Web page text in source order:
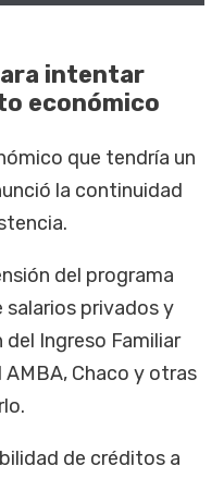
intentar
económico
que tendría un
la continuidad
del programa
salarios privados y
Ingreso Familiar
AMBA, Chaco y otras
de créditos a